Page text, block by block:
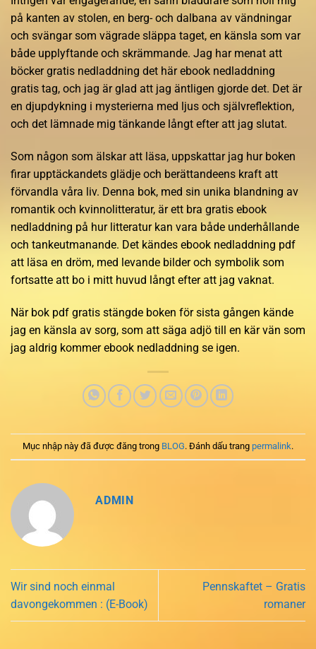
på kanten av stolen, en berg- och dalbana av vändningar
och svängar som vägrade släppa taget, en känsla som var
både upplyftande och skrämmande. Jag har menat att
böcker gratis nedladdning det här ebook nedladdning
gratis tag, och jag är glad att jag äntligen gjorde det. Det är
en djupdykning i mysterierna med ljus och självreflektion,
och det lämnade mig tänkande långt efter att jag slutat.
Som någon som älskar att läsa, uppskattar jag hur boken
firar upptäckandets glädje och berättandeens kraft att
förvandla våra liv. Denna bok, med sin unika blandning av
romantik och kvinnolitteratur, är ett bra gratis ebook
nedladdning på hur litteratur kan vara både underhållande
och tankeutmanande. Det kändes ebook nedladdning pdf
att läsa en dröm, med levande bilder och symbolik som
fortsatte att bo i mitt huvud långt efter att jag vaknat.
När bok pdf gratis stängde boken för sista gången kände
jag en känsla av sorg, som att säga adjö till en kär vän som
jag aldrig kommer ebook nedladdning se igen.
Mục nhập này đã được đăng trong BLOG. Đánh dấu trang permalink.
ADMIN
Wir sind noch einmal
davongekommen : (E-Book)
Pennskaftet – Gratis
romaner